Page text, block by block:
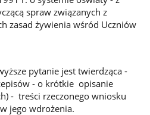
spraw związanych z
zasad żywienia wśród Uczniów
pytanie jest twierdząca -
- o krótkie opisanie
- treści rzeczonego wniosku
jego wdrożenia.